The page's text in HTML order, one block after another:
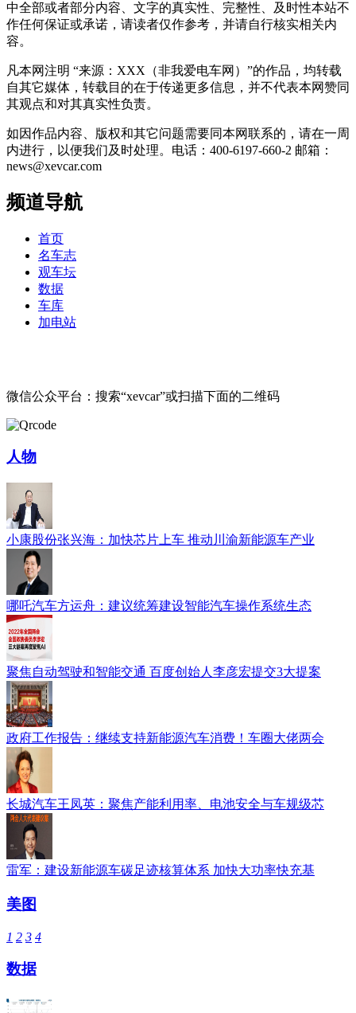
中全部或者部分内容、文字的真实性、完整性、及时性本站不
作任何保证或承诺，请读者仅作参考，并请自行核实相关内
容。
凡本网注明 “来源：XXX（非我爱电车网）”的作品，均转载
自其它媒体，转载目的在于传递更多信息，并不代表本网赞同
其观点和对其真实性负责。
如因作品内容、版权和其它问题需要同本网联系的，请在一周
内进行，以便我们及时处理。电话：400-6197-660-2 邮箱：
news@xevcar.com
频道导航
首页
名车志
观车坛
数据
车库
加电站
微信公众平台：搜索“xevcar”或扫描下面的二维码
人物
小康股份张兴海：加快芯片上车 推动川渝新能源车产业
哪吒汽车方运舟：建议统筹建设智能汽车操作系统生态
聚焦自动驾驶和智能交通 百度创始人李彦宏提交3大提案
政府工作报告：继续支持新能源汽车消费！车圈大佬两会
长城汽车王凤英：聚焦产能利用率、电池安全与车规级芯
雷军：建设新能源车碳足迹核算体系 加快大功率快充基
美图
1 2 3 4
数据